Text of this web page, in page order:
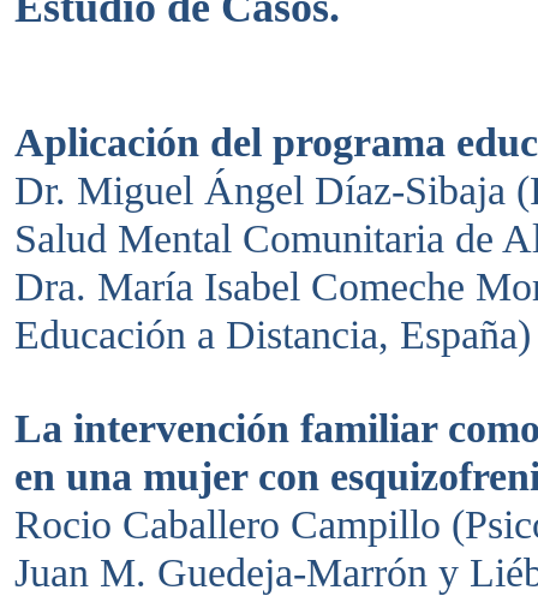
Aplicación del programa
Dr. Miguel Ángel Díaz-Sibaja
Salud Mental Comunitaria de
Dra. María Isabel Comeche
Educación a Distancia, España)
La intervención familiar
en una mujer con
Rocio Caballero Campillo
Juan M. Guedeja-Marrón y